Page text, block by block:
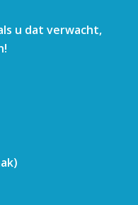
u dat verwacht,